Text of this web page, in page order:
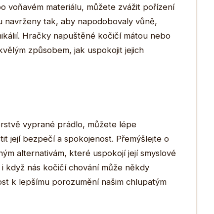
voňavém materiálu, můžete zvážit pořízení
tak, aby napodobovaly vůně,
Hračky napuštěné kočičí mátou nebo
způsobem, jak uspokojit jejich
vyprané prádlo, můžete lépe
její bezpečí a spokojenost. Přemýšlejte o
alternativám, které uspokojí její smyslové
když nás kočičí chování může někdy
k lepšímu porozumění našim chlupatým